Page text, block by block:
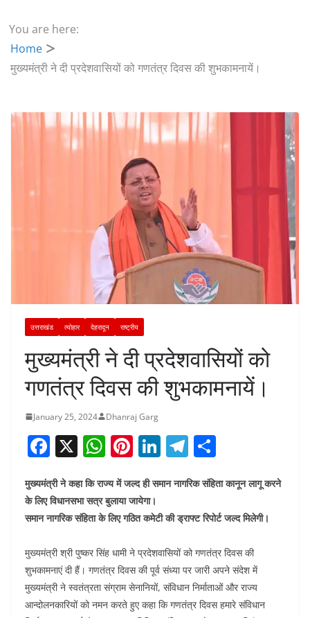
You are here:
Home
मुख्यमंत्री ने दी प्रदेशवासियों को गणतंत्र दिवस की शुभकामनायें।
उत्तराखंड त्योहार देहरादून राष्ट्रीय
मुख्यमंत्री ने दी प्रदेशवासियों को
गणतंत्र दिवस की शुभकामनायें।
January 25, 2024 Dhanraj Garg
F
c
e
o
o
k
X W
at
s
p
p
Pi
er
e
Li
k
e
n
T
e
gr
m
ar
e
मुख्यमंत्री ने कहा कि राज्य में जल्द ही समान नागरिक संहिता कानून लागू करने
के लिए विधानसभा सत्र बुलाया जायेगा।
समान नागरिक संहिता के लिए गठित कमेटी की ड्राफ्ट रिपोर्ट जल्द मिलेगी।
मुख्यमंत्री श्री पुष्कर सिंह धामी ने प्रदेशवासियों को गणतंत्र दिवस की
शुभकामनाएं दी हैं। गणतंत्र दिवस की पूर्व संध्या पर जारी अपने संदेश में
मुख्यमंत्री ने स्वतंत्रता संग्राम सेनानियों, संविधान निर्माताओं और राज्य
आन्दोलनकारियों को नमन करते हुए कहा कि गणतंत्र दिवस हमारे संविधान